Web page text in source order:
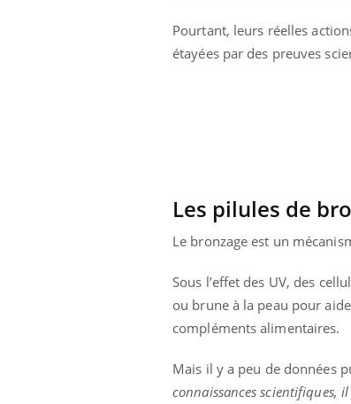
Pourtant, leurs réelles
étayées par des preuves
Les pilules de
Le bronzage est un
Sous l’effet des UV, des
ou brune à la peau pour
compléments alimentaires.
Mais il y a peu de données
connaissances scientifiques,
Grossesse et chaleur :
que dit la science